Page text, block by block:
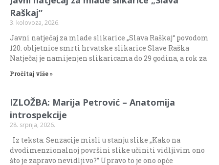
Raškaj“
3. kolovoza, 2026.
Javni natječaj za mlade slikarice „Slava Raškaj“ povodom
120. obljetnice smrti hrvatske slikarice Slave Raška
Natječaj je namijenjen slikaricama do 29 godina, a rok za
Pročitaj više »
IZLOŽBA: Marija Petrović – Anatomija
introspekcije
28. srpnja, 2026.
Iz teksta: Senzacije misli u stanju slike „Kako na
dvodimenzionalnoj površini slike učiniti vidljivim ono
što je zapravo nevidljivo?” Upravo to je ono opće